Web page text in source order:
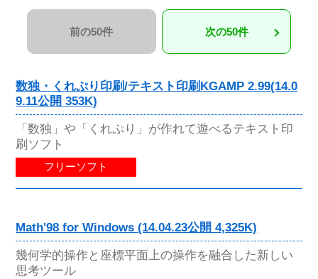
前の50件 次の50件
数独・くれぷり印刷/テキスト印刷KGAMP 2.99(14.0
9.11公開 353K)
「数独」や「くれぷり」が作れて遊べるテキスト印
刷ソフト
フリーソフト
Math'98 for Windows (14.04.23公開 4,325K)
幾何学的操作と座標平面上の操作を融合した新しい
思考ツール